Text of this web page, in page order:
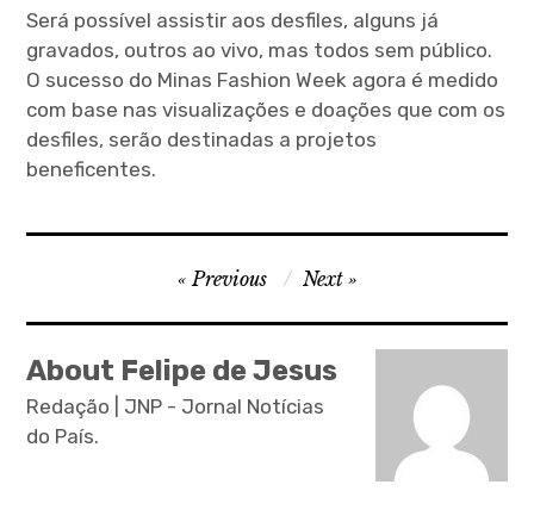
Será possível assistir aos desfiles, alguns já
gravados, outros ao vivo, mas todos sem público.
O sucesso do Minas Fashion Week agora é medido
com base nas visualizações e doações que com os
desfiles, serão destinadas a projetos
beneficentes.
o
s
t
n
Previous Next
About Felipe de Jesus
Redação | JNP - Jornal Notícias
do País.